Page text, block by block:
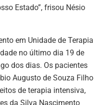
Estado”, frisou Nésio
em Unidade de Terapia
no último dia 19 de
dos dias. Os pacientes
Augusto de Souza Filho
de terapia intensiva,
da Silva Nascimento